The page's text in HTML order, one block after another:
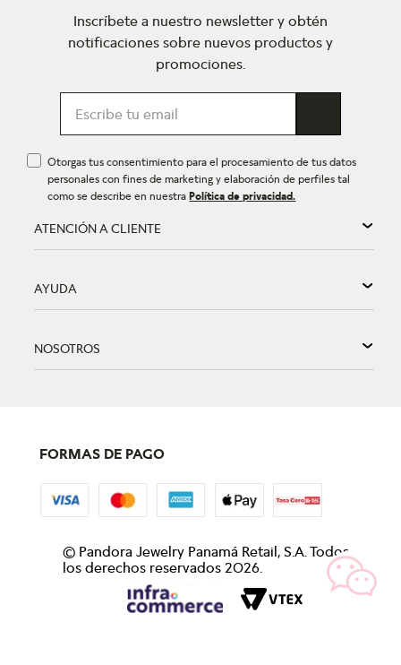
Inscríbete a nuestro newsletter y obtén
notificaciones sobre nuevos productos y
promociones.
Otorgas tus consentimiento para el procesamiento de tus datos
personales con fines de marketing y elaboración de perfiles tal
como se describe en nuestraPolítica de privacidad.
ATENCIÓN A CLIENTE
AYUDA
NOSOTROS
FORMAS DE PAGO
© Pandora Jewelry Panamá Retail, S.A. Todos
los derechos reservados 2026.